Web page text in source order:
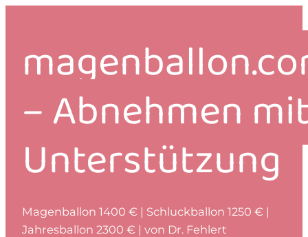
–Abnehmen
Unterstützung
Magenballon 1400 € | Schluckballon 1250 € |
Jahresballon 2300 € | von Dr. Fehlert